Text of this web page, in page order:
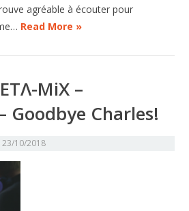
agréable à écouter pour
Read More »
MiX –
Goodbye Charles!
23/10/2018